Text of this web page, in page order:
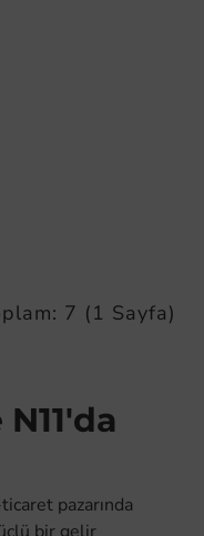
7 (1 Sayfa)
pazarında